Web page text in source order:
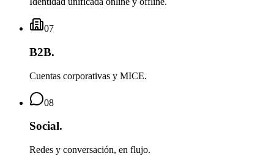
07
B2B.
Cuentas corporativas y MICE.
08
Social.
Redes y conversación, en flujo.